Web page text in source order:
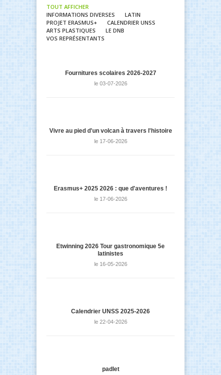
TOUT AFFICHER
INFORMATIONS DIVERSES
LATIN
PROJET ERASMUS+
CALENDRIER UNSS
ARTS PLASTIQUES
LE DNB
VOS REPRÉSENTANTS
Fournitures scolaires 2026-2027
le 03-07-2026
Vivre au pied d'un volcan à travers l'histoire
le 17-06-2026
Erasmus+ 2025 2026 : que d'aventures !
le 17-06-2026
Etwinning 2026 Tour gastronomique 5e
latinistes
le 16-05-2026
Calendrier UNSS 2025-2026
le 22-04-2026
padlet